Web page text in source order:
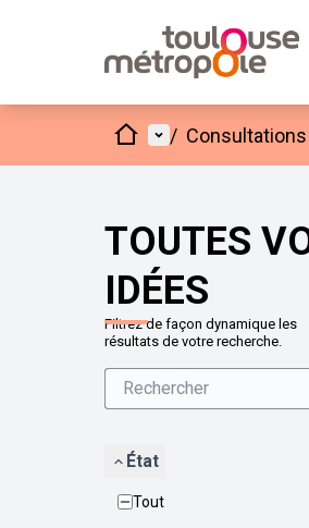
AccueilMenu principal
/ Consultations
TOUTES
IDÉES
Filtrez de façon dynamique les
résultats de votre recherche.
État
Tout